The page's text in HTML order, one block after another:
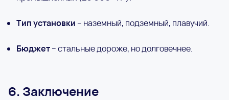
Тип установки – наземный, подземный, плавучий.
Бюджет– стальные дороже, но долговечнее.
6. Заключение